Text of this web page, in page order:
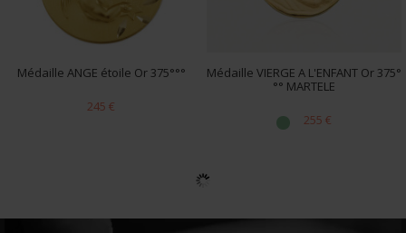
Médaille ANGE étoile Or 375°°°
245 €
Médaille VIERGE A L'ENFANT Or 375°
°° MARTELE
255 €